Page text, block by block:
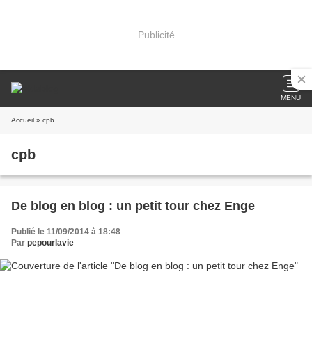
Publicité
MENU
Accueil » cpb
cpb
De blog en blog : un petit tour chez Enge
Publié le 11/09/2014 à 18:48
Par pepourlavie